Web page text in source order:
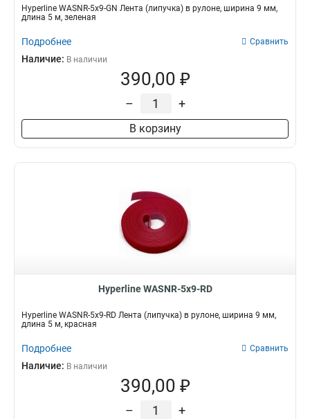
Hyperline WASNR-5x9-GN Лента (липучка) в рулоне, ширина 9 мм,
длина 5 м, зеленая
Подробнее Сравнить
Наличие: В наличии
390,00 ₽
– +
В корзину
Hyperline WASNR-5x9-RD
Hyperline WASNR-5x9-RD Лента (липучка) в рулоне, ширина 9 мм,
длина 5 м, красная
Подробнее Сравнить
Наличие: В наличии
390,00 ₽
– +